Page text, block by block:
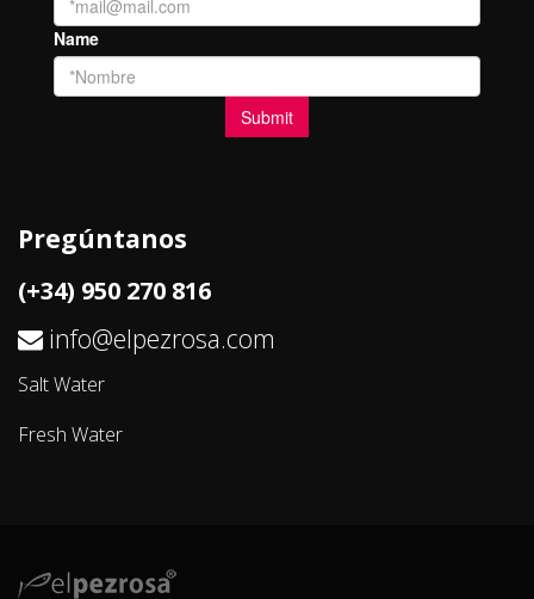
Pregúntanos
(+34) 950 270 816
info@elpezrosa.com
Salt Water
Fresh Water